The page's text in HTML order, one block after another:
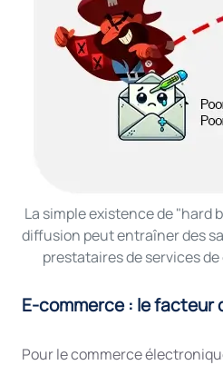
La simple existence de "hard
diffusion peut entraîner des
prestataires de services
E-commerce : le facteur
Pour le commerce